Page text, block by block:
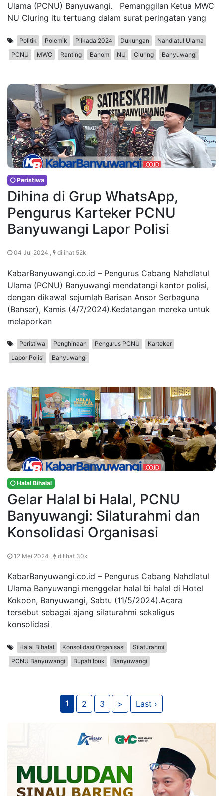
Ulama (PCNU) Banyuwangi. Pemanggilan Ketua MWC
NU Cluring itu tertuang dalam surat peringatan yang
Politik Polemik Pilkada 2024 Dukungan
Nahdlatul Ulama
PCNU
MWC Ranting Banom NU Cluring Banyuwangi
Peristiwa
Dihina di Grup WhatsApp,
Pengurus Karteker PCNU
Banyuwangi Lapor Polisi
04 Jul 2024 , dilihat 52k
KabarBanyuwangi.co.id – Pengurus Cabang Nahdlatul
Ulama (PCNU) Banyuwangi mendatangi kantor polisi,
dengan dikawal sejumlah Barisan Ansor Serbaguna
(Banser), Kamis (4/7/2024).Kedatangan mereka untuk
melaporkan
Peristiwa Penghinaan Pengurus PCNU
Karteker
Lapor Polisi
Banyuwangi
Halal Bihalal
Gelar Halal bi Halal, PCNU
Banyuwangi: Silaturahmi dan
Konsolidasi Organisasi
12 Mei 2024 , dilihat 30k
KabarBanyuwangi.co.id – Pengurus Cabang Nahdlatul
Ulama Banyuwangi menggelar halal bi halal di Hotel
Kokoon, Banyuwangi, Sabtu (11/5/2024).Acara
tersebut sebagai ajang silaturahmi sekaligus
konsolidasi
Halal Bihalal Konsolidasi Organisasi
Silaturahmi
PCNU Banyuwangi
Bupati Ipuk Banyuwangi
1 2 3 > Last ›